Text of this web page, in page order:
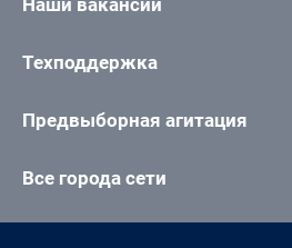
Техподдержка
Предвыборная агитация
Все города сети